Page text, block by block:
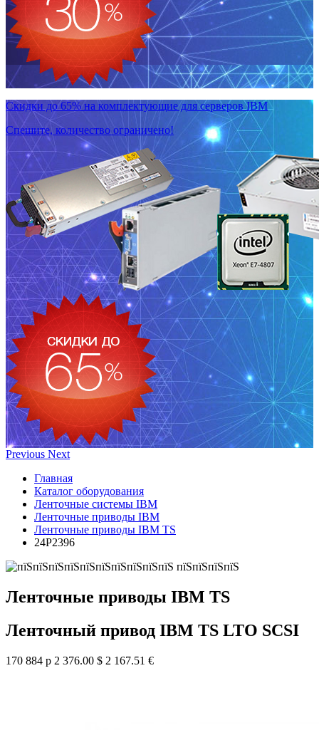
Скидки до 65% на комплектующие для серверов IBM
Спешите, количество ограничено!
Previous Next
Главная
Каталог оборудования
Ленточные системы IBM
Ленточные приводы IBM
Ленточные приводы IBM TS
24P2396
Ленточные приводы IBM TS
Ленточный привод IBM TS LTO SCSI
170 884 р 2 376.00 $ 2 167.51 €